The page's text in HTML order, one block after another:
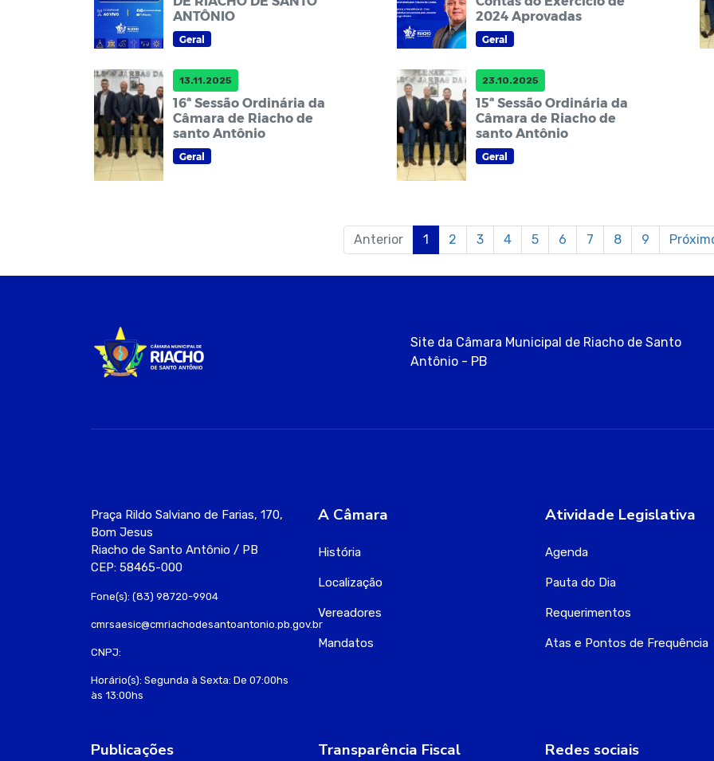
ANTÔNIO
Geral
2024 Aprovadas
Geral
13.11.2025
16ª Sessão Ordinária da
Câmara de Riacho de
santo Antônio
Geral
23.10.2025
15ª Sessão Ordinária da
Câmara de Riacho de
santo Antônio
Geral
Anterior 1 2 3 4 5 6 7 8 9
Site da Câmara Municipal de Riacho de Santo
Antônio - PB
Praça Rildo Salviano de Farias, 170,
Bom Jesus
Riacho de Santo Antônio / PB
CEP: 58465-000
Fone(s): (83) 98720-9904
cmrsaesic@cmriachodesantoantonio.pb.gov.br
CNPJ:
Horário(s): Segunda à Sexta: De 07:00hs
às 13:00hs
A Câmara
História
Localização
Vereadores
Mandatos
Atividade Legislativa
Agenda
Pauta do Dia
Requerimentos
Atas e Pontos de Frequência
Publicações Transparência Fiscal Redes sociais